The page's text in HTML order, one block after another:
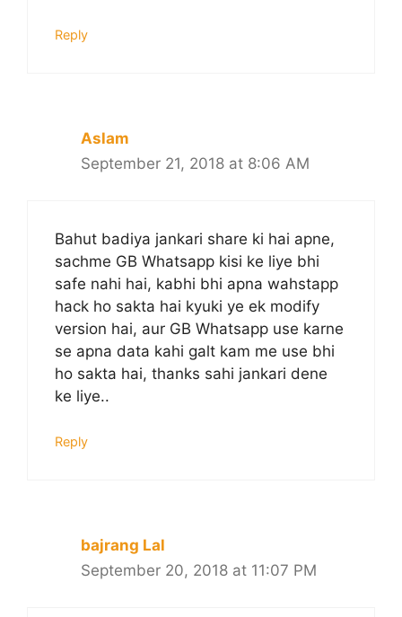
Reply
Aslam
September 21, 2018 at 8:06 AM
Bahut badiya jankari share ki hai apne,
sachme GB Whatsapp kisi ke liye bhi
safe nahi hai, kabhi bhi apna wahstapp
hack ho sakta hai kyuki ye ek modify
version hai, aur GB Whatsapp use karne
se apna data kahi galt kam me use bhi
ho sakta hai, thanks sahi jankari dene
ke liye..
Reply
bajrang Lal
September 20, 2018 at 11:07 PM